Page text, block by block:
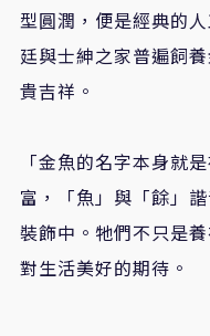
型圓潤，便是經典的
廷與士紳之家普遍飼
貴吉祥。
「金魚的名字本身就
富，「魚」與「餘」
裝飾中。牠們不只是
對生活美好的期待。